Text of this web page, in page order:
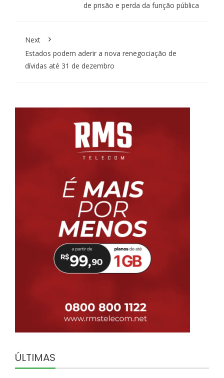
de prisão e perda da função pública
Next
Estados podem aderir a nova renegociação de
dívidas até 31 de dezembro
ÚLTIMAS